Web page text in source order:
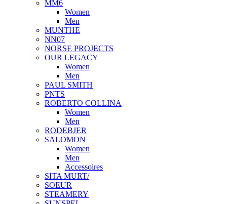
MM6
Women
Men
MUNTHE
NN07
NORSE PROJECTS
OUR LEGACY
Women
Men
PAUL SMITH
PNTS
ROBERTO COLLINA
Women
Men
RODEBJER
SALOMON
Women
Men
Accessoires
SITA MURT/
SOEUR
STEAMERY